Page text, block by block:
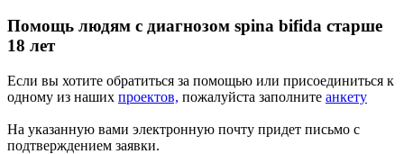
Помощь людям с диагнозом spina bifida старше
18 лет
Если вы хотите обратиться за помощью или присоединиться к
одному из наших проектов, пожалуйста заполните анкету
На указанную вами электронную почту придет письмо с
подтверждением заявки.